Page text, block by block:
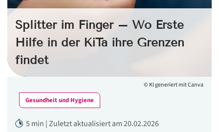
Splitter im Finger – Wo Erste
Hilfe in der KiTa ihre Grenzen
findet
© KI generiert mit Canva
Gesundheit und Hygiene
5 min | Zuletzt aktualisiert am 20.02.2026